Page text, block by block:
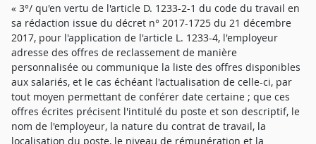
« 3°/ qu'en vertu de l'article D. 1233-2-1 du code du travail en
sa rédaction issue du décret n° 2017-1725 du 21 décembre
2017, pour l'application de l'article L. 1233-4, l'employeur
adresse des offres de reclassement de manière
personnalisée ou communique la liste des offres disponibles
aux salariés, et le cas échéant l'actualisation de celle-ci, par
tout moyen permettant de conférer date certaine ; que ces
offres écrites précisent l'intitulé du poste et son descriptif, le
nom de l'employeur, la nature du contrat de travail, la
localisation du poste, le niveau de rémunération et la